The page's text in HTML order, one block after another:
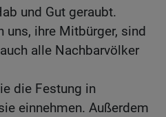
und Gut geraubt.
uns, ihre Mitbürger, sind
alle Nachbarvölker
die Festung in
einnehmen. Außerdem